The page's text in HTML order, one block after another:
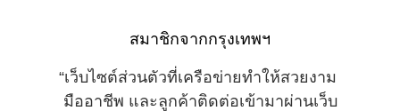
สมาชิกจากกรุงเทพฯ
“เว็บไซต์ส่วนตัวที่เครือข่ายทำให้สวยงาม
มืออาชีพ และลูกค้าติดต่อเข้ามาผ่านเว็บ